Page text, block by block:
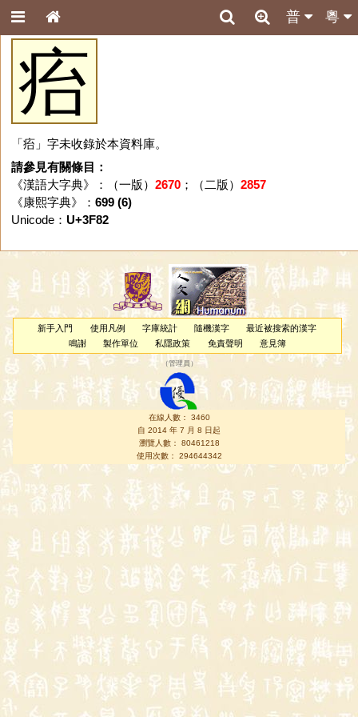
粵
普
㾂
「㾂」字未收錄於本資料庫。
請參見有關條目：
《漢語大字典》：（一版） 2670；（二版） 2857
《康熙字典》： 699 (6)
Unicode： U+3F82
新手入門 使用凡例 字庫統計 隨機漢字
最近被搜索的漢字
鳴謝
製作單位 私隱政策 免責聲明 意見簿
（管理員 ）
在線人數： 3460
自 2014 年 7 月 8 日起
瀏覽人數： 80461218
使用次數： 294644342